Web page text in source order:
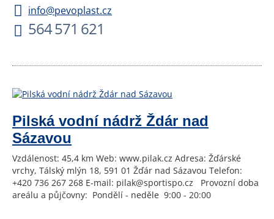
info@pevoplast.cz
564 571 621
Pilská vodní nádrž Ždár nad
Sázavou
Vzdálenost: 45,4 km Web: www.pilak.cz Adresa: Žďárské
vrchy, Tálský mlýn 18, 591 01 Žďár nad Sázavou Telefon:
+420 736 267 268 E-mail: pilak@sportispo.cz Provozní doba
areálu a půjčovny: Pondělí - neděle 9:00 - 20:00